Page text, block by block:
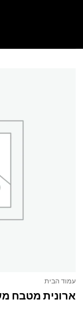
עמוד הבית
ארונית מטבח